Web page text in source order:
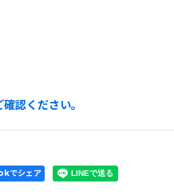
認ください。
でシェア